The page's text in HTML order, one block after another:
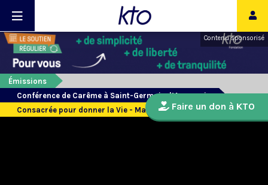
Contenu sponsorisé
Émissions
Conférence de Carême à Saint-Germain-l’Auxerrois
Consacrée pour donner la Vie - Marie Laetitia Calmeyn
Faire un don à KTO